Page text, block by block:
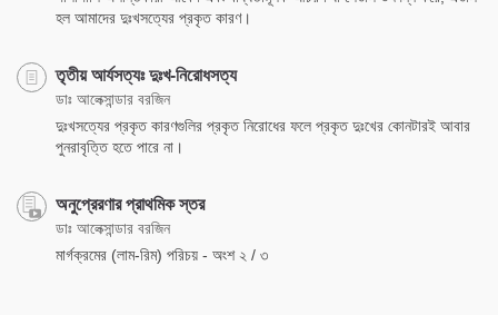
হল আমাদের দুঃখসত্যের প্রকৃত কারণ।
তৃতীয় আর্যসত্যঃ দুঃখ-নিরোধসত্য
ডাঃ আলেক্সান্ডার বরজিন
দুঃখসত্যের প্রকৃত কারণগুলির প্রকৃত নিরোধের ফলে প্রকৃত দুঃখের কোনটারই আবার
পুনরাবৃত্তি হতে পারে না।
অনুপ্রেরণার প্রাথমিক স্তর
ডাঃ আলেক্সান্ডার বরজিন
মার্গক্রমের (লাম-রিম) পরিচয় - অংশ ২ / ৩